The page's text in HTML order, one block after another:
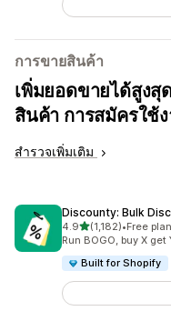
การขายสินค้า
เพิ่มยอดขายได้สูงสุ
สินค้า การสมัครใช้
สำรวจเพิ่มเติม
Discounty: Bulk
4.9เต็ม 5 ดาว
(1,182)
ทั้งหมด 1182 รีวิว
•Free
Run BOGO, buy X
Built for Shopify